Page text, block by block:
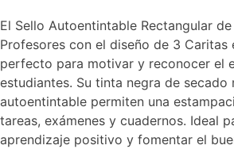
El Sello Autoentintable Rectangular
Profesores con el diseño de 3 Caritas
perfecto para motivar y reconocer el
estudiantes. Su tinta negra de secado
autoentintable permiten una
tareas, exámenes y cuadernos. Ideal
aprendizaje positivo y fomentar el